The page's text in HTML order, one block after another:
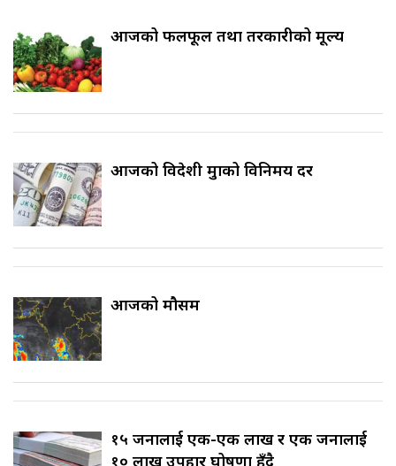
आजको फलफूल तथा तरकारीको मूल्य
आजको विदेशी मुद्राको विनिमय दर
आजको मौसम
१५ जनालाई एक-एक लाख र एक जनालाई
१० लाख उपहार घोषणा हुँदै